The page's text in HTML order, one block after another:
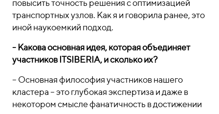
повысить точность решения с оптимизацией
транспортных узлов. Как я и говорила ранее, это
иной наукоемкий подход.
- Какова основная идея, которая объединяет
участников ITSIBERIA, и сколько их?
– Основная философия участников нашего
кластера – это глубокая экспертиза и даже в
некотором смысле фанатичность в достижении